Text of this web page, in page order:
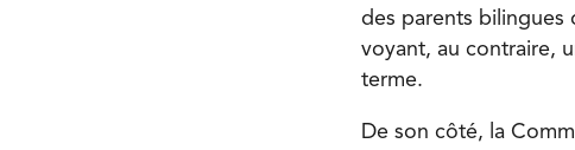
des parents bilingues
voyant, au contraire,
terme.
De son côté, la